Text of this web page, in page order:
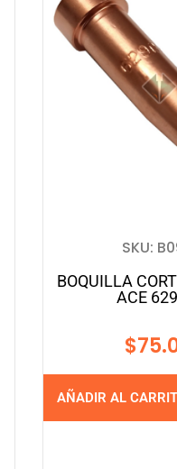
SKU:
BOQUILLA
ACE
$
AÑADIR AL